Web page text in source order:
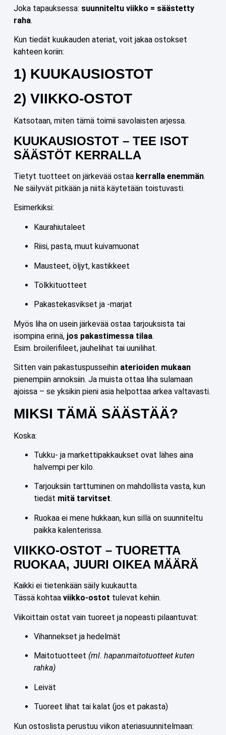
Joka tapauksessa: suunniteltu viikko = säästetty
raha.
Kun tiedät kuukauden ateriat, voit jakaa ostokset
kahteen koriin:
1) KUUKAUSIOSTOT
2) VIIKKO-OSTOT
Katsotaan, miten tämä toimii savolaisten arjessa.
KUUKAUSIOSTOT – TEE ISOT
SÄÄSTÖT KERRALLA
Tietyt tuotteet on järkevää ostaa kerralla enemmän.
Ne säilyvät pitkään ja niitä käytetään toistuvasti.
Esimerkiksi:
Kaurahiutaleet
Riisi, pasta, muut kuivamuonat
Mausteet, öljyt, kastikkeet
Tölkkituotteet
Pakastekasvikset ja -marjat
Myös liha on usein järkevää ostaa tarjouksista tai
isompina erinä, jos pakastimessa tilaa.
Esim. broilerifileet, jauhelihat tai uunilihat.
Sitten vain pakastuspusseihin aterioiden mukaan
pienempiin annoksiin. Ja muista ottaa liha sulamaan
ajoissa – se yksikin pieni asia helpottaa arkea valtavasti.
MIKSI TÄMÄ SÄÄSTÄÄ?
Koska:
Tukku- ja markettipakkaukset ovat lähes aina
halvempi per kilo.
Tarjouksiin tarttuminen on mahdollista vasta, kun
tiedät mitä tarvitset.
Ruokaa ei mene hukkaan, kun sillä on suunniteltu
paikka kalenterissa.
VIIKKO-OSTOT – TUORETTA
RUOKAA, JUURI OIKEA MÄÄRÄ
Kaikki ei tietenkään säily kuukautta.
Tässä kohtaa viikko-ostot tulevat kehiin.
Viikoittain ostat vain tuoreet ja nopeasti pilaantuvat:
Vihannekset ja hedelmät
Maitotuotteet (ml. hapanmaitotuotteet kuten
rahka)
Leivät
Tuoreet lihat tai kalat (jos et pakasta)
Kun ostoslista perustuu viikon ateriasuunnitelmaan: